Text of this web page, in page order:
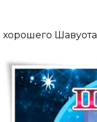
хорошего Шавуота